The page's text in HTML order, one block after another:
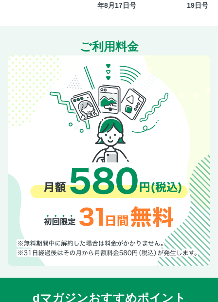
年8月17日号
19日号
ご利用料金
dマガジンおすすめポイント